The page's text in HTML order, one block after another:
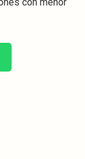
con menor